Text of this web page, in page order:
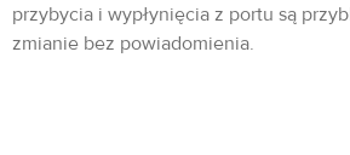
przybycia i wypłynięcia z portu są
zmianie bez powiadomienia.